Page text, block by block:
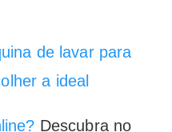
de lavar para
a ideal
Descubra no